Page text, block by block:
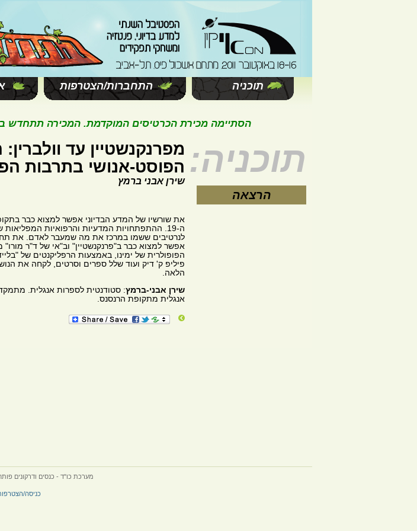
תוכניה התחברות/הצטרפות
הסתיימה מכירת הכרטיסים המוקדמת. המכירה תתחדש בקופות
תוכניה:
הרצאה
מפרנקנשטיין עד
הפוסט-אנושי בתרבות
שירן אבני ברמץ
את שורשיו של המדע הבדיוני אפשר למצוא כבר
ה-19. ההתפתחויות המדעיות והרפואיות
לנרטיבים ששמו במרכז את מה שמעבר לאדם. את
הפופולרית של ימינו, באמצעות הרפליקנטים של
פיליפ ק' דיק ועוד שלל ספרים וסרטים, לקחה את
הלאה.
שירן אבני-ברמץ: סטודנטית לספרות אנגלית.
אנגלית מתקופת הרנסנס.
מערכת כו"ד - כנסים ודרקונים פותחה
כניסה/